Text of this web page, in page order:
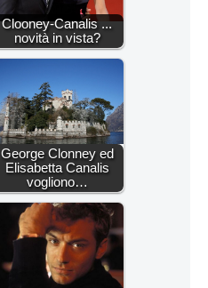
Clooney-Canalis ...
novità in vista?
George Clonney ed
Elisabetta Canalis
vogliono…